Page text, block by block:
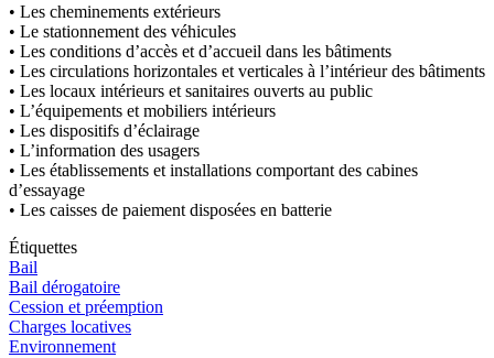
• Les cheminements extérieurs
• Le stationnement des véhicules
• Les conditions d’accès et d’accueil dans les bâtiments
• Les circulations horizontales et verticales à l’intérieur des bâtiments
• Les locaux intérieurs et sanitaires ouverts au public
• L’équipements et mobiliers intérieurs
• Les dispositifs d’éclairage
• L’information des usagers
• Les établissements et installations comportant des cabines
d’essayage
• Les caisses de paiement disposées en batterie
Étiquettes
Bail
Bail dérogatoire
Cession et préemption
Charges locatives
Environnement